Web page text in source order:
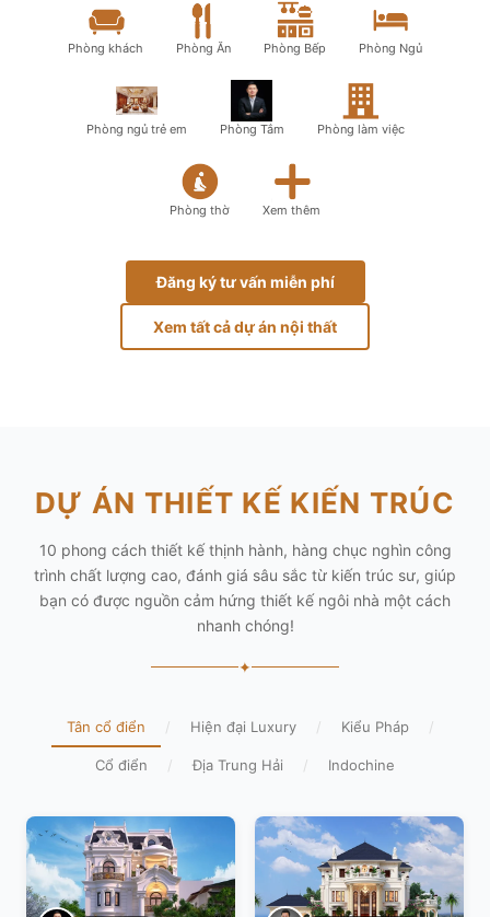
Phòng khách Phòng Ăn Phòng Bếp Phòng Ngủ
Phòng ngủ trẻ em Phòng Tắm Phòng làm việc
Phòng thờ Xem thêm
Đăng ký tư vấn miễn phí
Xem tất cả dự án nội thất
DỰ ÁN THIẾT KẾ KIẾN TRÚC
10 phong cách thiết kế thịnh hành, hàng chục nghìn công
trình chất lượng cao, đánh giá sâu sắc từ kiến trúc sư, giúp
bạn có được nguồn cảm hứng thiết kế ngôi nhà một cách
nhanh chóng!
✦
Tân cổ điển / Hiện đại Luxury / Kiểu Pháp /
Cổ điển / Địa Trung Hải / Indochine